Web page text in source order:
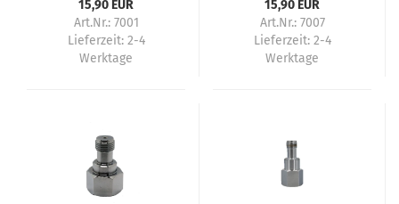
15,90 EUR
Art.Nr.: 7001
Lieferzeit: 2-4
Werktage
15,90 EUR
Art.Nr.: 7007
Lieferzeit: 2-4
Werktage